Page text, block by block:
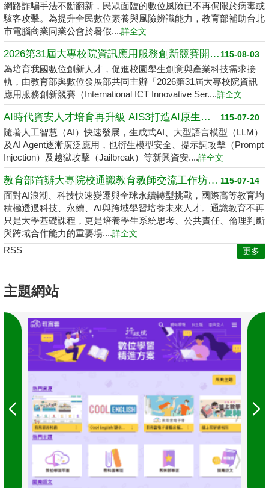
網路詐騙手法不斷翻新，民眾面臨的數位風險已不再侷限於病毒或
駭客攻擊。為提升全民數位素養與風險辨識能力，教育部補助台北
市電腦商業同業公會於暑假....詳全文
115-08-03
2026第31屆大專校院資訊應用服務創新競賽開跑了 請高中職以上學生踴躍報名
為培育我國數位創新人才，促進校園學生創意與產業科技需求接
軌，由教育部與數位發展部共同主辦「2026第31屆大專校院資訊
應用服務創新競賽（International ICT Innovative Ser....詳全文
115-07-20
AI時代資安人才培育再升級 AIS3打造AI原生資安學習環境
隨著人工智慧（AI）快速發展，生成式AI、大型語言模型（LLM）
及AI Agent逐漸廣泛應用，也衍生模型安全、提示詞攻擊（Prompt
Injection）及越獄攻擊（Jailbreak）等新興資安....詳全文
115-07-14
教育部首辦大專院校通識教育教師交流工作坊 邁向2050共創未來永續大學
面對AI浪潮、科技快速變遷與全球永續轉型挑戰，國際高等教育均
積極透過科技、永續、AI與跨域學習培養未來人才。通識教育不再
只是大學基礎課程，更是培養學生系統思考、公共責任、倫理判斷
與跨域合作能力的重要場....詳全文
RSS 更多
主題網站